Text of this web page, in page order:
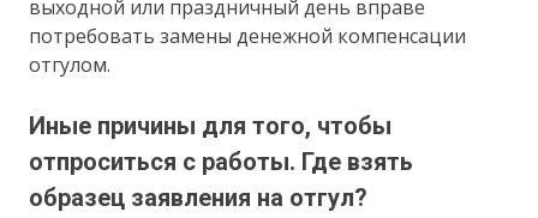
выходной или праздничный день вправе
потребовать замены денежной компенсации
отгулом.
Иные причины для того, чтобы
отпроситься с работы. Где взять
образец заявления на отгул?